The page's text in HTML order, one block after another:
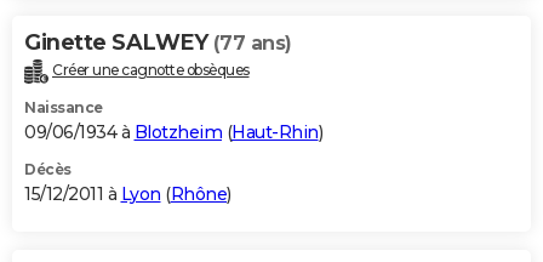
Ginette SALWEY (77 ans)
Créer une cagnotte obsèques
Naissance
09/06/1934 à Blotzheim (Haut-Rhin)
Décès
15/12/2011 à Lyon (Rhône)